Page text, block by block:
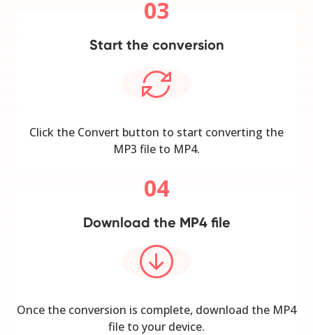
03
Start the conversion
Click the Convert button to start converting the
MP3 file to MP4.
04
Download the MP4 file
Once the conversion is complete, download the MP4
file to your device.